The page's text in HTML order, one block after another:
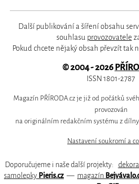
Další publikování a šíření obsahu
souhlasu provozovatele
Pokud chcete nějaký obsah převzít tak
© 2004 - 2026
ISSN 1801-2787
Magazín PŘÍRODA.cz je již od počátků
provozován
na originálním redakčním systému z dílny
Nastavení soukromí a
Doporučujeme i naše další projekty:
samolepky Pieris.cz — magazín